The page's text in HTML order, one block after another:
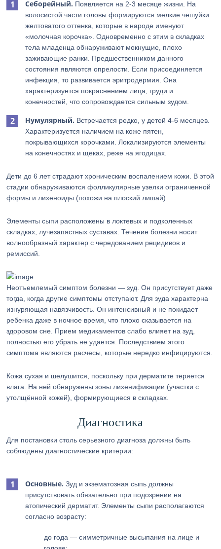
Себорейный. Появляется на 2-3 месяце жизни. На
волосистой части головы формируются мелкие чешуйки
желтоватого оттенка, которые в народе именуют
«молочная корочка». Одновременно с этим в складках
тела младенца обнаруживают мокнущие, плохо
заживающие ранки. Предшественником данного
состояния являются опрелости. Если присоединяется
инфекция, то развивается эритродермия. Она
характеризуется покраснением лица, груди и
конечностей, что сопровождается сильным зудом.
Нумулярный. Встречается редко, у детей 4-6 месяцев.
Характеризуется наличием на коже пятен,
покрывающихся корочками. Локализируются элементы
на конечностях и щеках, реже на ягодицах.
Дети до 6 лет страдают хроническим воспалением кожи. В этой
стадии обнаруживаются фолликулярные узелки ограниченной
формы и лихеноиды (похожи на плоский лишай).
Элементы сыпи расположены в локтевых и подколенных
складках, лучезапястных суставах. Течение болезни носит
волнообразный характер с чередованием рецидивов и
ремиссий.
Неотъемлемый симптом болезни — зуд. Он присутствует даже
тогда, когда другие симптомы отступают. Для зуда характерна
изнуряющая навязчивость. Он интенсивный и не покидает
ребенка даже в ночное время, что плохо сказывается на
здоровом сне. Прием медикаментов слабо влияет на зуд,
полностью его убрать не удается. Последствием этого
симптома являются расчесы, которые нередко инфицируются.
Кожа сухая и шелушится, поскольку при дерматите теряется
влага. На ней обнаружены зоны лихенификации (участки с
утолщённой кожей), формирующиеся в складках.
Диагностика
Для постановки столь серьезного диагноза должны быть
соблюдены диагностические критерии:
Основные. Зуд и экзематозная сыпь должны
присутствовать обязательно при подозрении на
атопический дерматит. Элементы сыпи располагаются
согласно возрасту:
до года — симметричные высыпания на лице и